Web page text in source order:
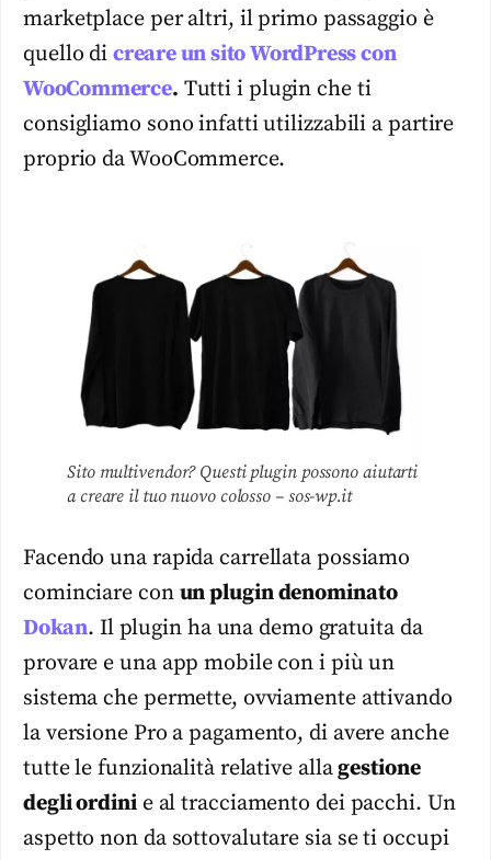
marketplace per altri, il primo passaggio è
quello dicreare un sito WordPress con
WooCommerce. Tutti i plugin che ti
consigliamo sono infatti utilizzabili a partire
proprio da WooCommerce.
Sito multivendor? Questi plugin possono aiutarti
a creare il tuo nuovo colosso – sos-wp.it
Facendo una rapida carrellata possiamo
cominciare con un plugin denominato
Dokan. Il plugin ha una demo gratuita da
provare e una app mobile con i più un
sistema che permette, ovviamente attivando
la versione Pro a pagamento, di avere anche
tutte le funzionalità relative allagestione
degli ordinie al tracciamento dei pacchi. Un
aspetto non da sottovalutare sia se ti occupi